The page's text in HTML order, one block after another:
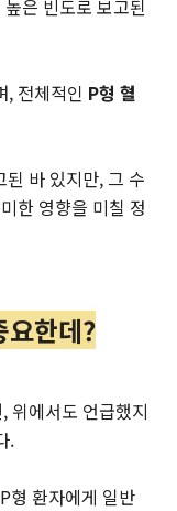
은 빈도로 보고된
, 전체적인 P형 혈
된 바 있지만, 그 수
한 영향을 미칠 정
한데?
위에서도 언급했지
.
형 환자에게 일반